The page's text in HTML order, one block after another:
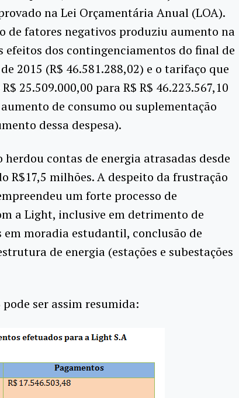
na Lei Orçamentária Anual (LOA).
de fatores negativos produziu aumento na
efeitos dos contingenciamentos do final de
2015 (R$ 46.581.288,02) e o tarifaço que
25.509.000,00 para R$ R$ 46.223.567,10
de consumo ou suplementação
dessa despesa).
contas de energia atrasadas desde
R$17,5 milhões. A despeito da frustração
um forte processo de
a Light, inclusive em detrimento de
moradia estudantil, conclusão de
de energia (estações e subestações
ser assim resumida: